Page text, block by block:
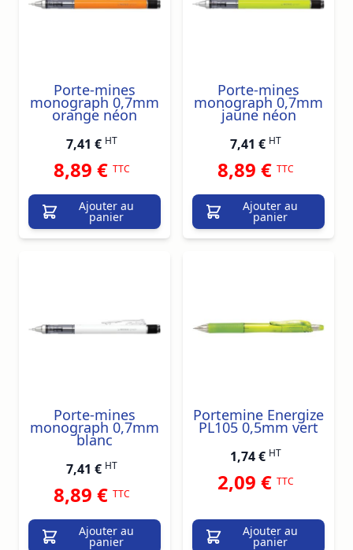
Porte-mines
monograph 0,7mm
orange néon
7,41 € HT
8,89 € TTC
Ajouter au
panier
Porte-mines
monograph 0,7mm
jaune néon
7,41 € HT
8,89 € TTC
Ajouter au
panier
Porte-mines
monograph 0,7mm
blanc
7,41 € HT
8,89 € TTC
Ajouter au
panier
Portemine Energize
PL105 0,5mm vert
1,74 € HT
2,09 € TTC
Ajouter au
panier